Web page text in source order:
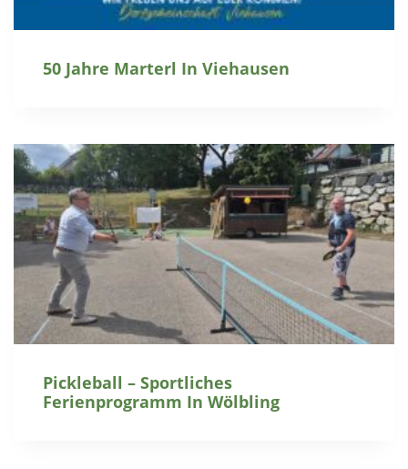
50 Jahre Marterl In Viehausen
Pickleball – Sportliches
Ferienprogramm In Wölbling